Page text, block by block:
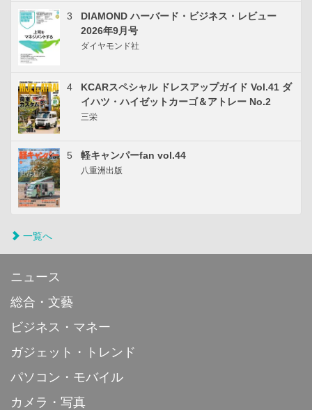
3
DIAMOND ハーバード・ビジネス・レビュー
2026年9月号
ダイヤモンド社
4
KCARスペシャル ドレスアップガイド Vol.41 ダ
イハツ・ハイゼットカーゴ＆アトレー No.2
三栄
5 軽キャンパーfan vol.44
八重洲出版
一覧へ
ニュース
総合・文藝
ビジネス・マネー
ガジェット・トレンド
パソコン・モバイル
カメラ・写真